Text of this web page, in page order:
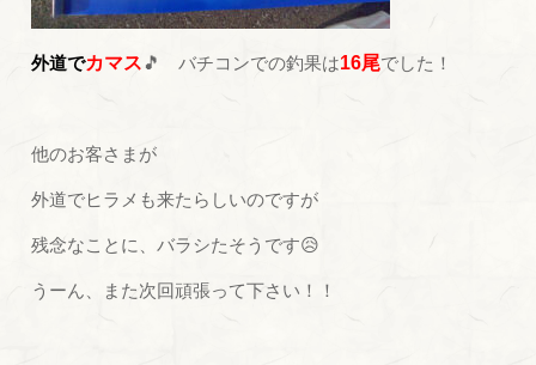
外道でカマス 🎵 バチコンでの釣果は16尾でした！
他のお客さまが
外道でヒラメも来たらしいのですが
残念なことに、バラシたそうです😥
うーん、また次回頑張って下さい！！